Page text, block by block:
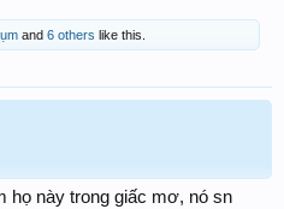
and 6 others like this.
họ này trong giấc mơ, nó sn